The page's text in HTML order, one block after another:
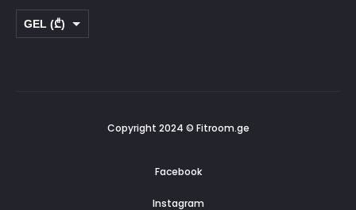
GEL (₾)
Copyright 2024 © Fitroom.ge
Facebook
Instagram